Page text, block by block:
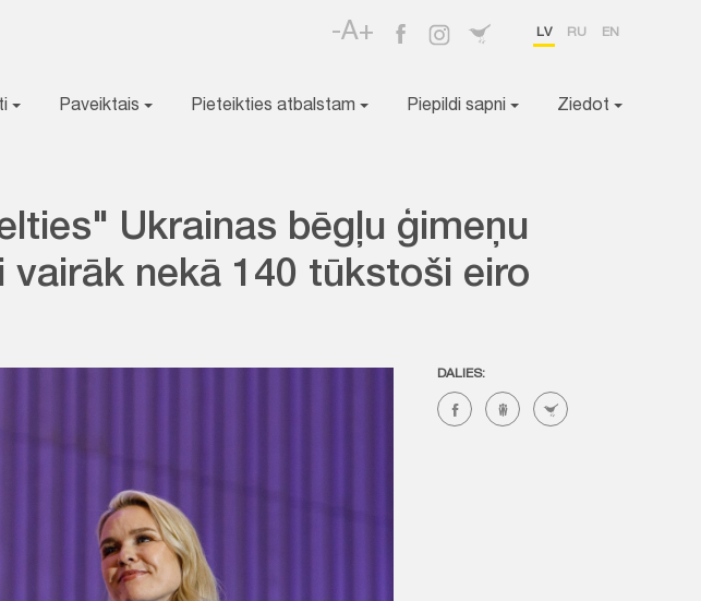
-A+ LV RU EN
Paveiktais Pieteikties atbalstam Piepildi sapni Ziedot
Ukrainas bēgļu ģimeņu
nekā 140 tūkstoši eiro
DALIES: